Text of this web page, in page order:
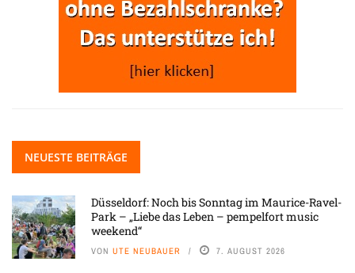
NEUESTE BEITRÄGE
Düsseldorf: Noch bis Sonntag im Maurice-Ravel-
Park – „Liebe das Leben – pempelfort music
weekend“
VON UTE NEUBAUER 7. AUGUST 2026